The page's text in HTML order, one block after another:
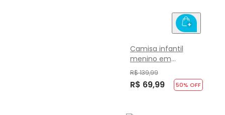
Camisa infantil
menino em
moletinho tricot
Mundi
R$ 139,99
R$ 69,99 50% OFF